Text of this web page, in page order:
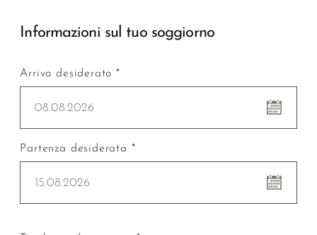
Informazioni sul tuo soggiorno
Arrivo desiderato *
08.08.2026
Partenza desiderata *
15.08.2026